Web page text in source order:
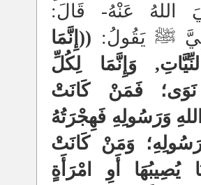
عَنْهُ- قَالَ:
ﷺ يَقُولُ: ((إِنَّمَا
وَإِنَّمَا لِكُلِّ
فَمَنْ كَانَتْ
وَرَسُولِهِ فَهِجْرَتُهُ
وَمَنْ كَانَتْ
يُصِيبُهَا أَوِ امْرَأَةٍ